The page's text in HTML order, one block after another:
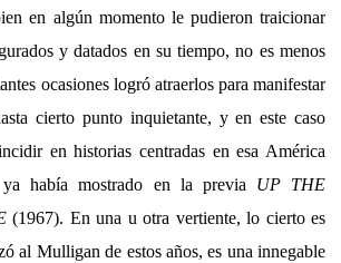
en algún momento le pudieron traicionar
y datados en su tiempo, no es menos
ocasiones logró atraerlos para manifestar
cierto punto inquietante, y en este caso
en historias centradas en esa América
ya había mostrado en la previa UP THE
(1967). En una u otra vertiente, lo cierto es
al Mulligan de estos años, es una innegable